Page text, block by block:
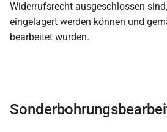
Widerrufsrecht ausgeschlossen
eingelagert werden können und
bearbeitet wurden.